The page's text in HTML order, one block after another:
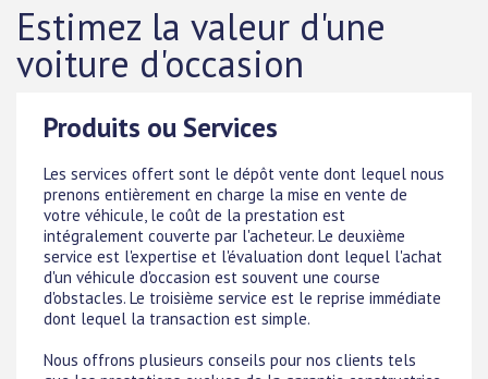
Estimez la valeur d'une
voiture d'occasion
Produits ou Services
Les services offert sont le dépôt vente dont lequel nous
prenons entièrement en charge la mise en vente de
votre véhicule, le coût de la prestation est
intégralement couverte par l'acheteur. Le deuxième
service est l'expertise et l'évaluation dont lequel l'achat
d'un véhicule d'occasion est souvent une course
d'obstacles. Le troisième service est le reprise immédiate
dont lequel la transaction est simple.
Nous offrons plusieurs conseils pour nos clients tels